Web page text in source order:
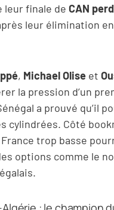
leur finale de CAN
leur élimination
, Michael Olise et
la pression d’un
a prouvé qu’il
cylindrées. Côté
trop basse
options comme le